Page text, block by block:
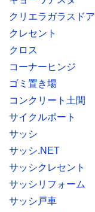
クリエラガラスドア
クレセント
クロス
コーナーヒンジ
ゴミ置き場
コンクリート土間
サイクルポート
サッシ
サッシ.NET
サッシクレセント
サッシリフォーム
サッシ戸車